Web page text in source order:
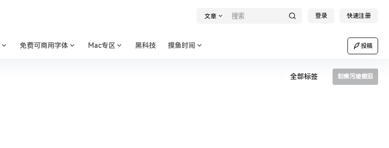
文章 登录 快速注册
免费可商用字体 Mac专区 黑科技 摸鱼时间 投稿
全部标签 划痕污迹做旧